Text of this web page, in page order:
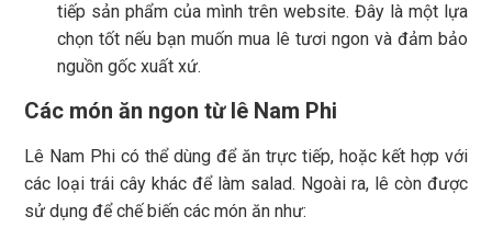
tiếp sản phẩm của mình trên website. Đây là một lựa
chọn tốt nếu bạn muốn mua lê tươi ngon và đảm bảo
nguồn gốc xuất xứ.
Các món ăn ngon từ lê Nam Phi
Lê Nam Phi có thể dùng để ăn trực tiếp, hoặc kết hợp với
các loại trái cây khác để làm salad. Ngoài ra, lê còn được
sử dụng để chế biến các món ăn như: